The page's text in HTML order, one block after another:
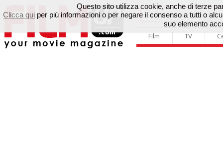
Film TV
Questo sito utilizza cookie, anche di terze
Clicca qui per più informazioni o per negare il consenso a tutti o
suo elemento